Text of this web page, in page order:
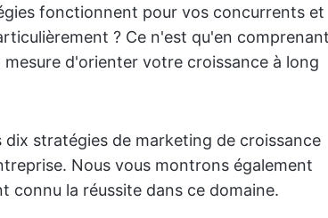
fonctionnent pour vos concurrents et
? Ce n'est qu'en comprenant
d'orienter votre croissance à long
stratégies de marketing de croissance
Nous vous montrons également
connu la réussite dans ce domaine.